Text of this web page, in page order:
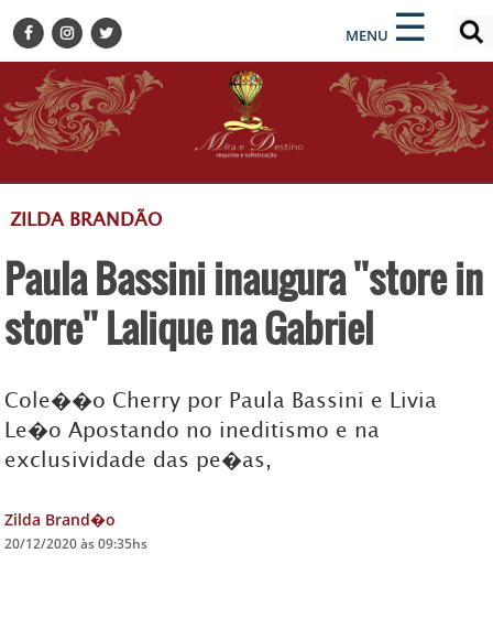
MENU ☰
×
BELEZA
BUSINESS E NEGÓCIOS
CULTURA
DESTINOS
GASTRONOMIA
HOTELARIA
MODA
SOCIAL
TURISMO
×
ENCONTRE SUA NOTÍCIA
ZILDA BRANDÃO
Paula Bassini inaugura ''store in
store'' Lalique na Gabriel
Cole��o Cherry por Paula Bassini e Livia
Le�o Apostando no ineditismo e na
exclusividade das pe�as,
Zilda Brand�o
20/12/2020 às 09:35hs